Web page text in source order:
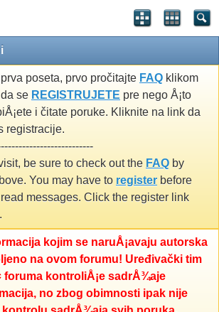
poseta, prvo pročitajte FAQ klikom
se REGISTRUJETE pre nego Å¡to
i čitate poruke. Kliknite na link da
registracije.
be sure to check out the FAQ by
You may have to register before
messages. Click the register link
kojim se naruÅ¡avaju autorska
na ovom forumu! Uređivački tim
foruma kontroliÅ¡e sadrÅ¾aje
no zbog obimnosti ipak nije